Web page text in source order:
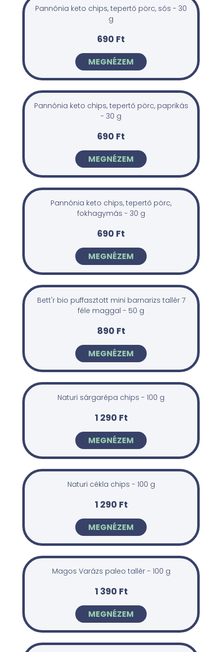
Pannónia keto chips, tepertő pörc, sós - 30
g
690 Ft
MEGNÉZEM
Pannónia keto chips, tepertő pörc, paprikás
- 30 g
690 Ft
MEGNÉZEM
Pannónia keto chips, tepertő pörc,
fokhagymás - 30 g
690 Ft
MEGNÉZEM
Bett'r bio puffasztott mini barnarizs tallér 7
féle maggal - 50 g
890 Ft
MEGNÉZEM
Naturi sárgarépa chips - 100 g
1 290 Ft
MEGNÉZEM
Naturi cékla chips - 100 g
1 290 Ft
MEGNÉZEM
Magos Varázs paleo tallér - 100 g
1 390 Ft
MEGNÉZEM